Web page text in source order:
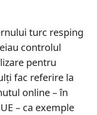
turc resping
controlul
pentru
fac referire la
online – în
– ca exemple